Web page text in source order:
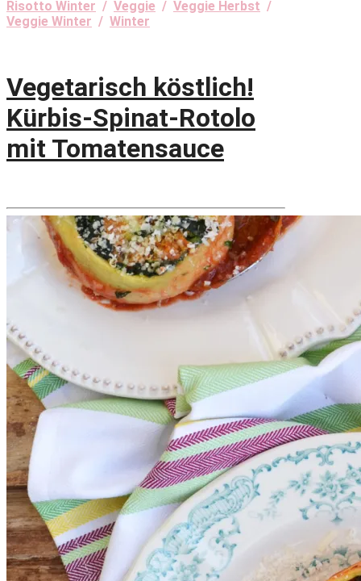
Risotto Winter / Veggie / Veggie Herbst /
Veggie Winter / Winter
Vegetarisch köstlich!
Kürbis-Spinat-Rotolo
mit Tomatensauce